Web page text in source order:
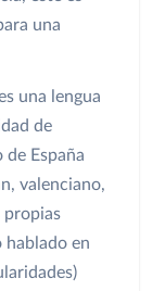
una
una lengua
de
España
valenciano,
propias
hablado en